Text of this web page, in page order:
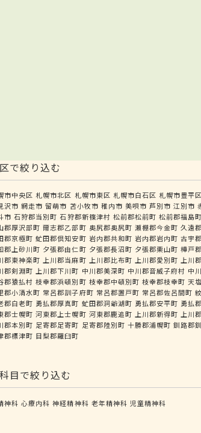
で絞り込む
市中央区 札幌市北区 札幌市東区 札幌市白石区 札幌市豊平区
沢市 網走市 留萌市 苫小牧市 稚内市 美唄市 芦別市 江別市
市 石狩郡当別町 石狩郡新篠津村 松前郡松前町 松前郡福島町
郡厚沢部町 爾志郡乙部町 奥尻郡奥尻町 瀬棚郡今金町 久遠
郡京極町 虻田郡倶知安町 岩内郡共和町 岩内郡岩内町 古宇
郡上砂川町 夕張郡由仁町 夕張郡長沼町 夕張郡栗山町 樺戸
郡東神楽町 上川郡当麻町 上川郡比布町 上川郡愛別町 上川
郡剣淵町 上川郡下川町 中川郡美深町 中川郡音威子府村 中
郡猿払村 枝幸郡浜頓別町 枝幸郡中頓別町 枝幸郡枝幸町 天
郡小清水町 常呂郡訓子府町 常呂郡置戸町 常呂郡佐呂間町
郡白老町 勇払郡厚真町 虻田郡洞爺湖町 勇払郡安平町 勇払
郡士幌町 河東郡上士幌町 河東郡鹿追町 上川郡新得町 上川
郡本別町 足寄郡足寄町 足寄郡陸別町 十勝郡浦幌町 釧路郡
郡標津町 目梨郡羅臼町
目で絞り込む
神科 心療内科 神経精神科 老年精神科 児童精神科